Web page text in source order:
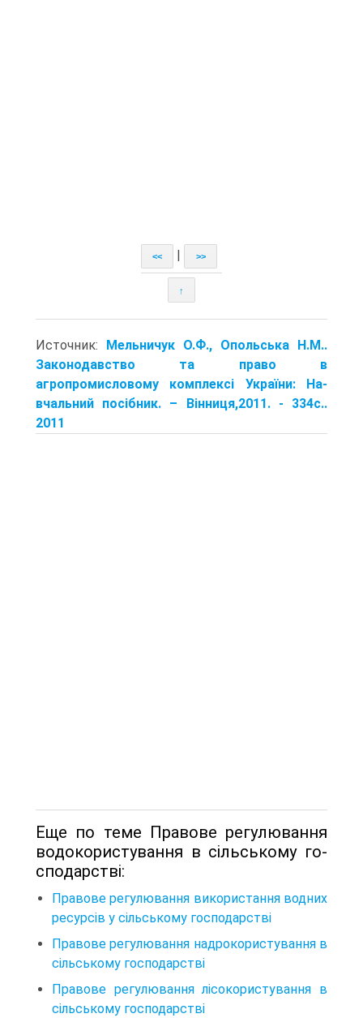
<< >>
↑
Источник: Мельничук О.Ф., Опольська Н.М..
Законодавство та право в
агропромисловому комплексі України: На­
вчальний посібник. – Вінниця,2011. - 334с..
2011
Еще по теме Правове регулювання
водокористування в сільському го­
сподарстві:
Правове регулювання використання водних
ресурсів у сільському господарстві
Правове регулювання надрокористування в
сільському гос­подарстві
Правове регулювання лісокористування в
сільському госпо­дарстві